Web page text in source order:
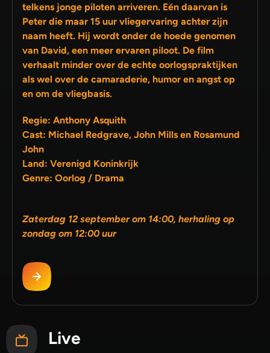
telkens jonge piloten arriveren. Eén daarvan is
Peter die maar 15 uur vliegervaring achter zijn
naam heeft. Hij wordt onder de hoede genomen
van David, een meer ervaren piloot. De film
verhaalt minder over de echte oorlogspraktijken
als wel over de camaraderie, humor en angst op
en om de vliegbasis.
Regie: Anthony Asquith
Cast: Michael Redgrave, John Mills en Rosamund
John
Land: Verenigd Koninkrijk
Genre: Oorlog / Drama
Zaterdag 12 september om 14:00, herhaling op
zondag om 12:00 uur
Live